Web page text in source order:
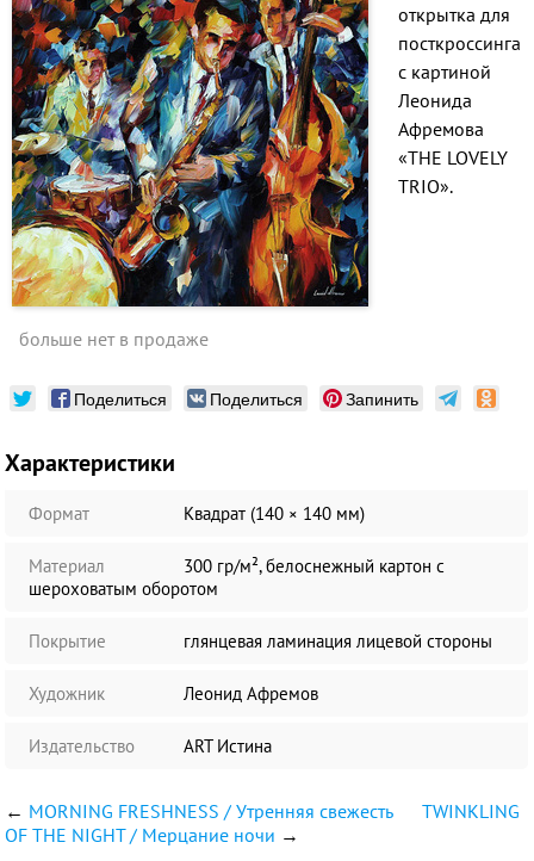
открытка для
посткроссинга
с картиной
Леонида
Афремова
«THE LOVELY
TRIO».
больше нет в продаже
Поделиться Поделиться Запинить
Характеристики
Формат Квадрат (140 × 140 мм)
Материал
300 гр/м², белоснежный картон с
шероховатым оборотом
Покрытие глянцевая ламинация лицевой стороны
Художник Леонид Афремов
Издательство ART Истина
← MORNING FRESHNESS / Утренняя свежесть
TWINKLING
OF THE NIGHT / Мерцание ночи →